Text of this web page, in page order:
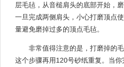
层毛毡，从音槌肩头的底部开始，
一旦完成两侧肩头，小心打磨顶点
量避免磨掉过多的顶点毛毡。
非常值得注意的是，打磨掉的
这个步骤再用120号砂纸重复。当